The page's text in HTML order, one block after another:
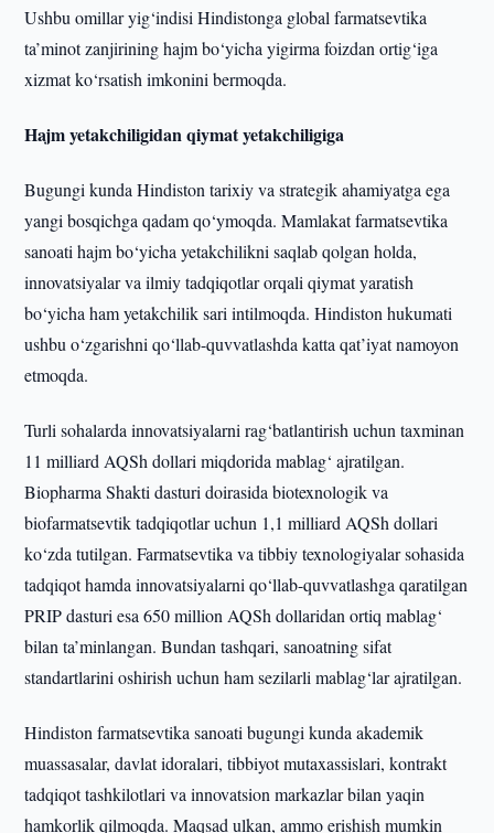
Ushbu omillar yig‘indisi Hindistonga global farmatsevtika
ta’minot zanjirining hajm bo‘yicha yigirma foizdan ortig‘iga
xizmat ko‘rsatish imkonini bermoqda.
Hajm yetakchiligidan qiymat yetakchiligiga
Bugungi kunda Hindiston tarixiy va strategik ahamiyatga ega
yangi bosqichga qadam qo‘ymoqda. Mamlakat farmatsevtika
sanoati hajm bo‘yicha yetakchilikni saqlab qolgan holda,
innovatsiyalar va ilmiy tadqiqotlar orqali qiymat yaratish
bo‘yicha ham yetakchilik sari intilmoqda. Hindiston hukumati
ushbu o‘zgarishni qo‘llab-quvvatlashda katta qat’iyat namoyon
etmoqda.
Turli sohalarda innovatsiyalarni rag‘batlantirish uchun taxminan
11 milliard AQSh dollari miqdorida mablag‘ ajratilgan.
Biopharma Shakti dasturi doirasida biotexnologik va
biofarmatsevtik tadqiqotlar uchun 1,1 milliard AQSh dollari
ko‘zda tutilgan. Farmatsevtika va tibbiy texnologiyalar sohasida
tadqiqot hamda innovatsiyalarni qo‘llab-quvvatlashga qaratilgan
PRIP dasturi esa 650 million AQSh dollaridan ortiq mablag‘
bilan ta’minlangan. Bundan tashqari, sanoatning sifat
standartlarini oshirish uchun ham sezilarli mablag‘lar ajratilgan.
Hindiston farmatsevtika sanoati bugungi kunda akademik
muassasalar, davlat idoralari, tibbiyot mutaxassislari, kontrakt
tadqiqot tashkilotlari va innovatsion markazlar bilan yaqin
hamkorlik qilmoqda. Maqsad ulkan, ammo erishish mumkin